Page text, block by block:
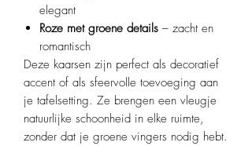
elegant
Roze met groene details – zacht en
romantisch​
Deze kaarsen zijn perfect als decoratief
accent of als sfeervolle toevoeging aan
je tafelsetting. Ze brengen een vleugje
natuurlijke schoonheid in elke ruimte,
zonder dat je groene vingers nodig hebt.​